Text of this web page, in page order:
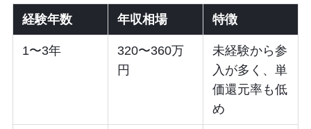
経験年数 年収相場 特徴
1〜3年
320〜360万
円
未経験から参
入が多く、単
価還元率も低
め